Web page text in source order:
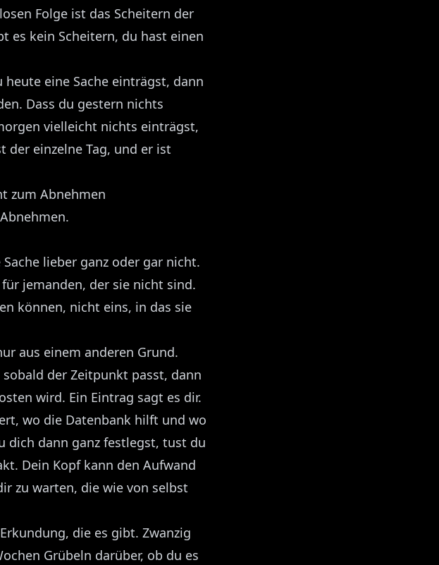
Folge ist das Scheitern der
es kein Scheitern, du hast einen
eine Sache einträgst, dann
Dass du gestern nichts
vielleicht nichts einträgst,
der einzelne Tag, und er ist
zum Abnehmen
lieber ganz oder gar nicht.
jemanden, der sie nicht sind.
können, nicht eins, in das sie
aus einem anderen Grund.
der Zeitpunkt passt, dann
wird. Ein Eintrag sagt es dir.
wo die Datenbank hilft und wo
dich dann ganz festlegst, tust du
Dein Kopf kann den Aufwand
zu warten, die wie von selbst
die es gibt. Zwanzig
Grübeln darüber, ob du es